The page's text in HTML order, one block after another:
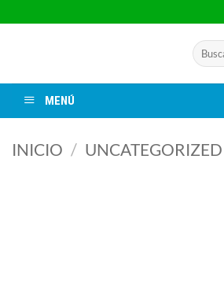
al
Buscar
por:
MENÚ
INICIO / UNCATEGORIZED